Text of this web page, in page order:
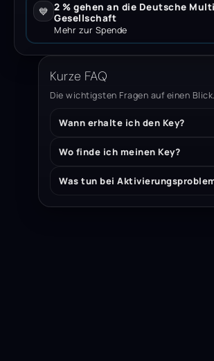
💙 2 % gehen an die Deutsche
Gesellschaft
Mehr zur Spende
Kurze FAQ
Die wichtigsten Fragen auf einen Blick.
Wann erhalte ich den Key?
Wo finde ich meinen Key?
Was tun bei